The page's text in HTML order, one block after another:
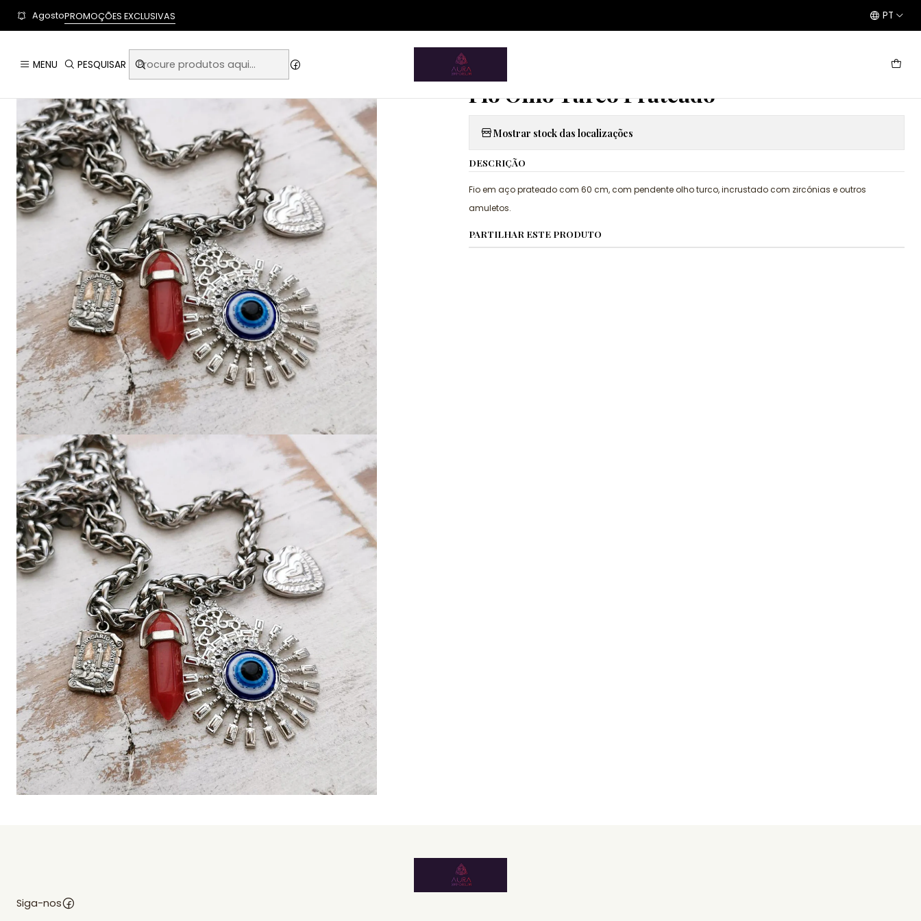
User-agent: * Allow: / Sitemap: https://www.auraemporium.pt/sitemap.xml
MENU PESQUISAR
AgostoPROMOÇÕES EXCLUSIVAS
PT
Início
Acessórios Fios Pampa Mia Fio Olho Turco Prateado
|
Fio Olho Turco Prateado
Mostrar stock das localizações
DESCRIÇÃO
Fio em aço prateado com 60 cm, com pendente olho turco, incrustado com zircónias e outros
amuletos.
PARTILHAR ESTE PRODUTO
Siga-nos